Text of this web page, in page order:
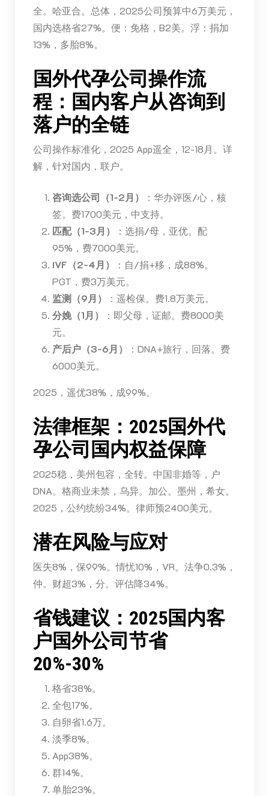
全。哈亚合。总体，2025公司预算中6万美元，
国内选格省27%。便：免格，B2美。浮：捐加
13%，多胎8%。
国外代孕公司操作流
程：国内客户从咨询到
落户的全链
公司操作标准化，2025 App遥全，12-18月。详
解，针对国内，联户。
咨询选公司（1-2月）
：华办评医/心，核
签。费1700美元，中支持。
匹配（1-3月）
：选捐/母，亚优。配
95%，费7000美元。
IVF（2-4月）
：自/捐+移，成88%。
PGT，费3万美元。
监测（9月）
：遥检保。费1.8万美元。
分娩（1月）
：即父母，证邮。费8000美
元。
产后户（3-6月）
：DNA+旅行，回落。费
6000美元。
2025，遥优38%，成99%。
法律框架：2025国外代
孕公司国内权益保障
2025稳，美州包容，全转。中国非婚等，户
DNA。格商业未禁，乌异。加公。墨州，希女。
2025，公约统纷34%。律师预2400美元。
潜在风险与应对
医失8%，保99%。情忧10%，VR。法争0.3%，
仲。财超3%，分。评估降34%。
省钱建议：2025国内客
户国外公司节省
20%-30%
格省38%。
全包17%。
自卵省1.6万。
淡季8%。
App38%。
群14%。
单胎23%。